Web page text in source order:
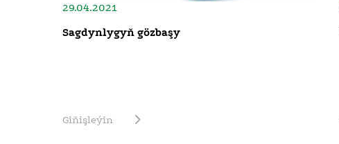
29.04.2021
Sagdynlygyň gözbaşy
Giňişleýin